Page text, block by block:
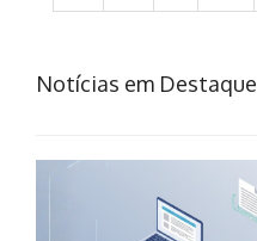
Notícias em Destaque